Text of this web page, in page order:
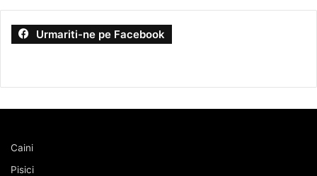
Urmariti-ne pe Facebook
Caini
Pisici